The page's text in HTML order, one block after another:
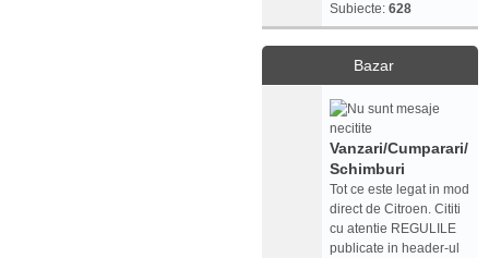
Subiecte: 628
Bazar
Vanzari/Cumparari/
Schimburi
Tot ce este legat in mod
direct de Citroen. Cititi
cu atentie REGULILE
publicate in header-ul